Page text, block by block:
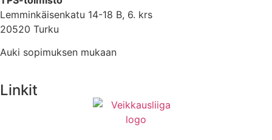
Lemminkäisenkatu 14-18 B, 6. krs
20520 Turku
Auki sopimuksen mukaan
Linkit